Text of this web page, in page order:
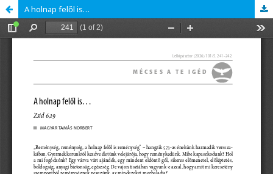
A holnap felől is…